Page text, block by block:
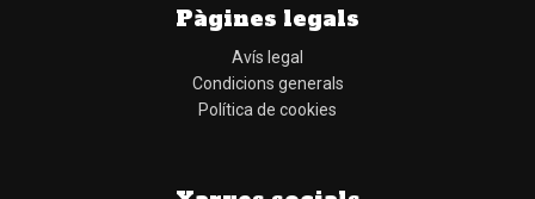
Pàgines legals
Avís legal
Condicions generals
Política de cookies